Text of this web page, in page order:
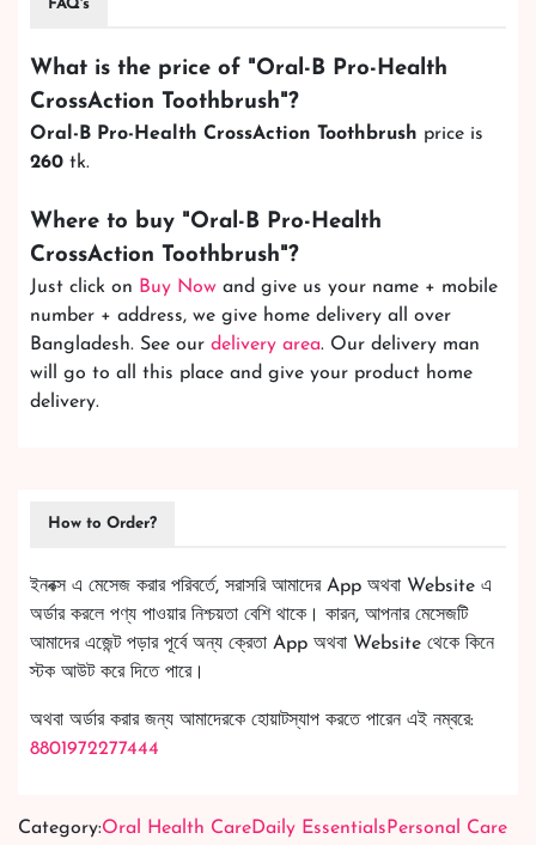
FAQ's
What is the price of "Oral-B Pro-Health
CrossAction Toothbrush"?
Oral-B Pro-Health CrossAction Toothbrush price is
260 tk.
Where to buy "Oral-B Pro-Health
CrossAction Toothbrush"?
Just click on Buy Now and give us your name + mobile
number + address, we give home delivery all over
Bangladesh. See our delivery area. Our delivery man
will go to all this place and give your product home
delivery.
How to Order?
ইনবক্স এ মেসেজ করার পরিবর্তে, সরাসরি আমাদের App অথবা Website এ
অর্ডার করলে পণ্য পাওয়ার নিশ্চয়তা বেশি থাকে। কারন, আপনার মেসেজটি
আমাদের এজেন্ট পড়ার পূর্বে অন্য ক্রেতা App অথবা Website থেকে কিনে
স্টক আউট করে দিতে পারে।
অথবা অর্ডার করার জন্য আমাদেরকে হোয়াটস্যাপ করতে পারেন এই নম্বরে:
8801972277444
Category:Oral Health CareDaily Essentials Personal Care